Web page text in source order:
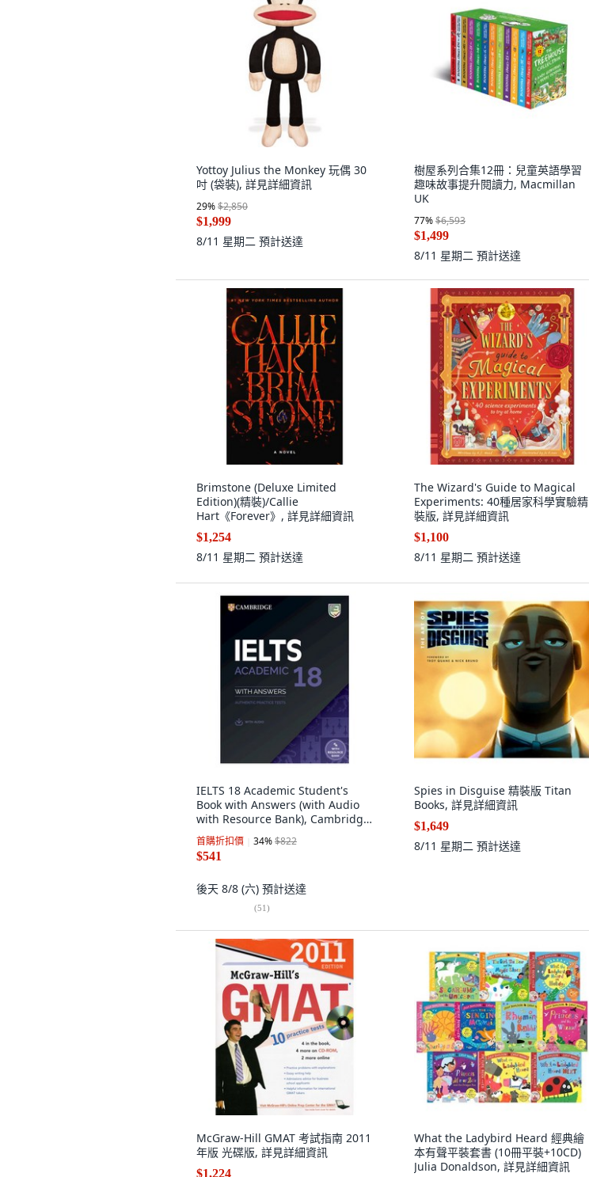
Yottoy Julius the Monkey 玩偶 30
吋 (袋裝), 詳見詳細資訊
29%$2,850
$1,999
8/11 星期二 預計送達
樹屋系列合集12冊：兒童英語學習
趣味故事提升閱讀力, Macmillan
UK
77%$6,593
$1,499
8/11 星期二 預計送達
Brimstone (Deluxe Limited
Edition)(精裝)/Callie
Hart《Forever》, 詳見詳細資訊
$1,254
8/11 星期二 預計送達
The Wizard's Guide to Magical
Experiments: 40種居家科學實驗精
裝版, 詳見詳細資訊
$1,100
8/11 星期二 預計送達
IELTS 18 Academic Student's
Book with Answers (with Audio
with Resource Bank), Cambridge
University Press
首購折扣價 34%$822
$541
後天 8/8 (六) 預計送達
(51)
Spies in Disguise 精裝版 Titan
Books, 詳見詳細資訊
$1,649
8/11 星期二 預計送達
McGraw-Hill GMAT 考試指南 2011
年版 光碟版, 詳見詳細資訊
$1,224
What the Ladybird Heard 經典繪
本有聲平裝套書 (10冊平裝+10CD)
Julia Donaldson, 詳見詳細資訊